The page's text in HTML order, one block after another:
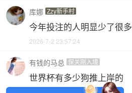
库娜 Zzy新手村
今年投注的人明显少了很多
2026-7-2 23:57:24
有钱的马总 保关刚入境
世界杯有多少狗推上岸的